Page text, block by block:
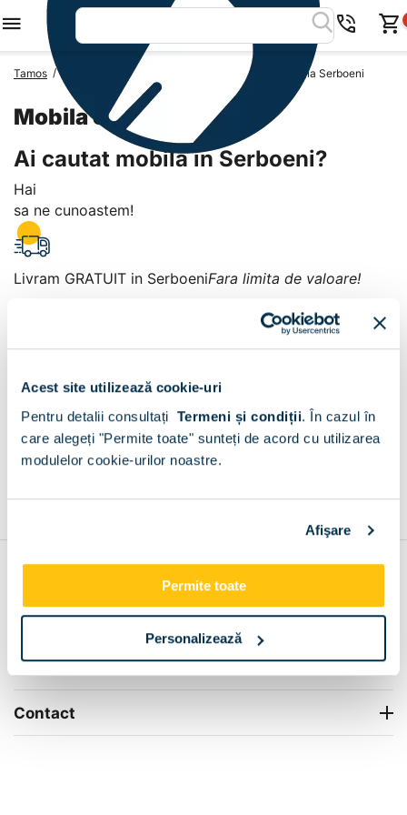
Acest site utilizează cookie-uri
Pentru detalii consultați Termeni și condiții. În cazul în
care alegeți "Permite toate" sunteți de acord cu utilizarea
modulelor cookie-urilor noastre.
Afişare
Permite toate
Personalizează
Tamos / Mobila Romania Mobila Judetul Arges Mobila Serboeni
Mobila Serboeni
Ai cautat mobila in Serboeni?
Hai
sa ne cunoastem!
Livram GRATUIT in SerboeniFara limita de valoare!
Serboeni
+
Info Center
Livrare
Contact